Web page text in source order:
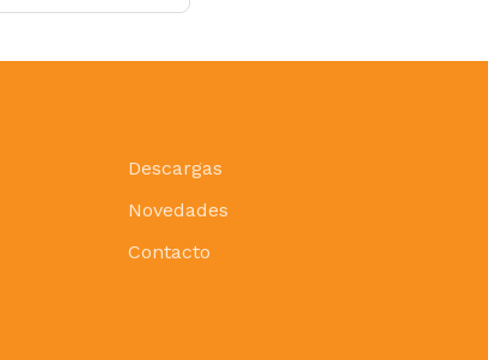
Descargas
Novedades
Contacto